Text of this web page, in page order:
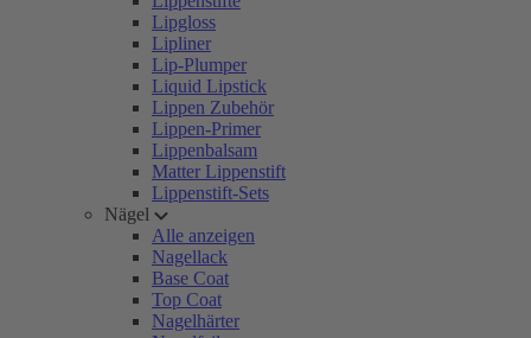
Lipgloss
Lipliner
Lip-Plumper
Liquid Lipstick
Lippen Zubehör
Lippen-Primer
Lippenbalsam
Matter Lippenstift
Lippenstift-Sets
Nägel
Alle anzeigen
Nagellack
Base Coat
Top Coat
Nagelhärter